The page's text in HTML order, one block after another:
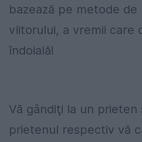
bazează pe metode de
viitorului, a vremii care
îndoială!
Vă gândiţi la un prieten
prietenul respectiv vă